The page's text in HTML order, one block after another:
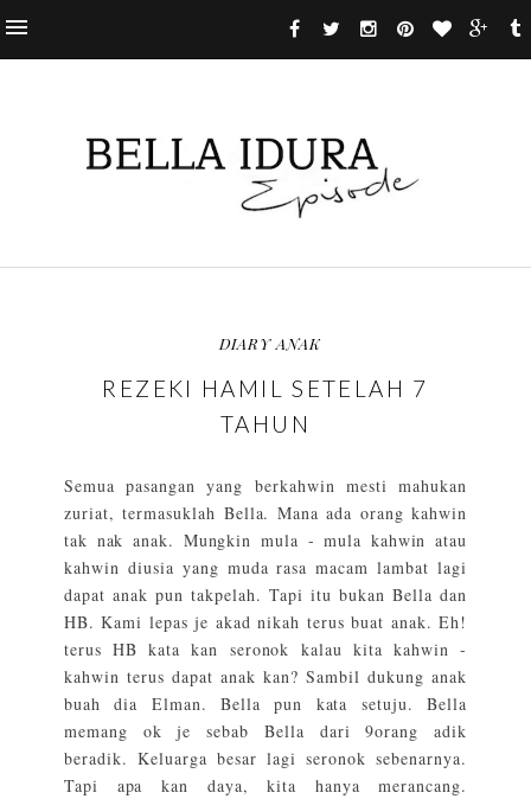
DIARY ANAK
REZEKI HAMIL SETELAH 7
TAHUN
Semua pasangan yang berkahwin mesti mahukan
zuriat, termasuklah Bella. Mana ada orang kahwin
tak nak anak. Mungkin mula - mula kahwin atau
kahwin diusia yang muda rasa macam lambat lagi
dapat anak pun takpelah. Tapi itu bukan Bella dan
HB. Kami lepas je akad nikah terus buat anak. Eh!
terus HB kata kan seronok kalau kita kahwin -
kahwin terus dapat anak kan? Sambil dukung anak
buah dia Elman. Bella pun kata setuju. Bella
memang ok je sebab Bella dari 9orang adik
beradik. Keluarga besar lagi seronok sebenarnya.
Tapi apa kan daya, kita hanya merancang.